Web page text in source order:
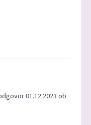
01.12.2023 ob